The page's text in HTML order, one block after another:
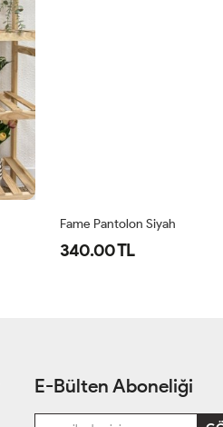
Fame Pantolon Siyah
340.00 TL
E-Bülten Aboneliği